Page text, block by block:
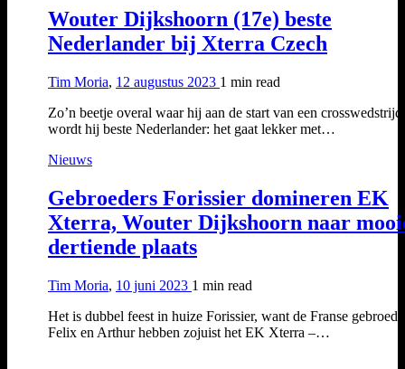
Wouter Dijkshoorn (17e) beste
Nederlander bij Xterra Czech
Tim Moria, 12 augustus 2023 1 min read
Zo’n beetje overal waar hij aan de start van een crosswedstrijd
wordt hij beste Nederlander: het gaat lekker met…
Nieuws
Gebroeders Forissier domineren EK
Xterra, Wouter Dijkshoorn naar
dertiende plaats
Tim Moria, 10 juni 2023 1 min read
Het is dubbel feest in huize Forissier, want de Franse
Felix en Arthur hebben zojuist het EK Xterra –…